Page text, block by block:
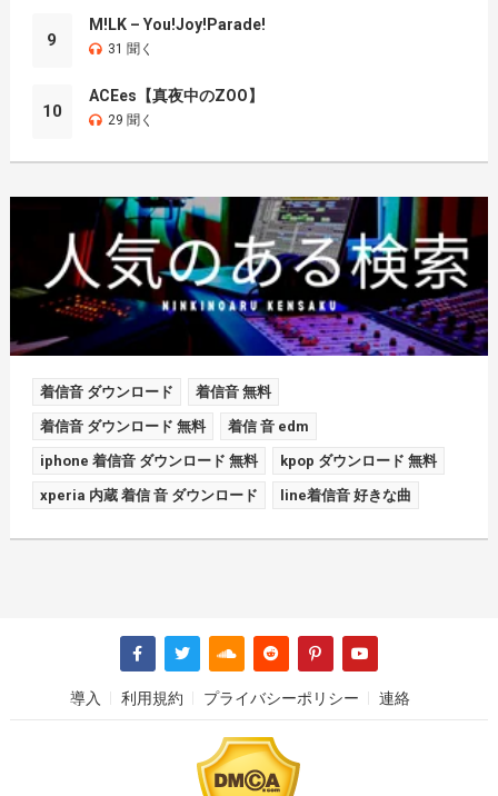
9
M!LK – You!Joy!Parade!
31 聞く
10
ACEes【真夜中のZOO】
29 聞く
着信音 ダウンロード 着信音 無料
着信音 ダウンロード 無料 着信 音 edm
iphone 着信音 ダウンロード 無料 kpop ダウンロード 無料
xperia 内蔵 着信 音 ダウンロード line着信音 好きな曲
導入 利用規約 プライバシーポリシー 連絡